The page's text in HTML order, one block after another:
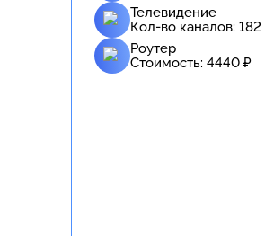
Телевидение
Кол-во каналов: 182
Роутер
Стоимость: 4440 ₽